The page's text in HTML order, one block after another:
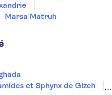
Marsa Matruh
Pyramides et Sphynx de Gizeh